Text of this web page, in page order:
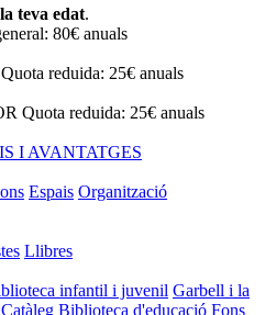
teva edat.
80€ anuals
Quota reduida: 25€ anuals
Quota reduida: 25€ anuals
I AVANTATGES
Espais Organització
Llibres
infantil i juvenil Garbell i la
Catàleg Biblioteca d'educació Fons